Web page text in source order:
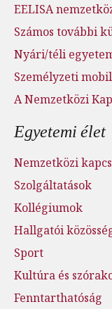
EELISA
Számos további
Nyári/téli
Személyzeti
A Nemzetközi
Egyetemi élet
Nemzetközi
Szolgáltatások
Kollégiumok
Hallgatói
Sport
Kultúra és
Fenntarthatóság